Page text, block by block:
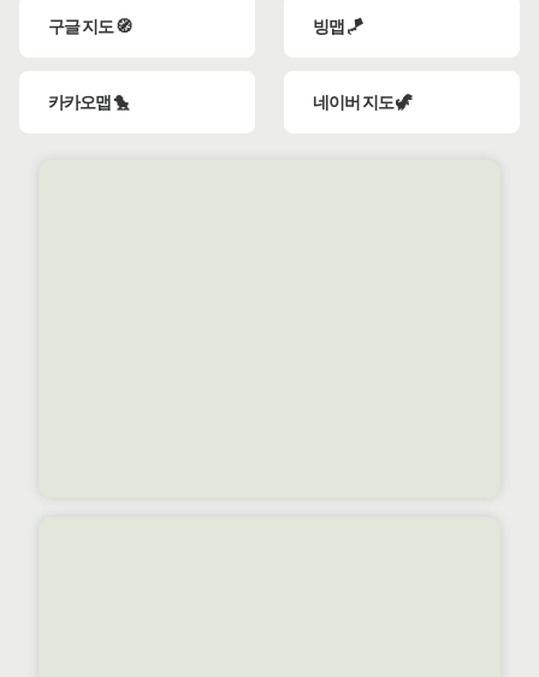
구글 지도 🧭 빙맵 🪁
카카오맵 🐤 네이버 지도 🦖